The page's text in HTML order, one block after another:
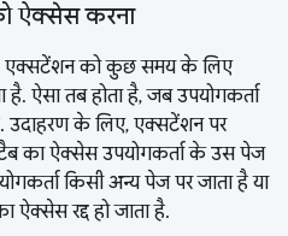
ऐक्सेस करना
एक्सटेंशन को कुछ समय के लिए
ऐसा तब होता है, जब उपयोगकर्ता
के लिए, एक्सटेंशन पर
का ऐक्सेस उपयोगकर्ता के उस पेज
किसी अन्य पेज पर जाता है या
रद्द हो जाता है.